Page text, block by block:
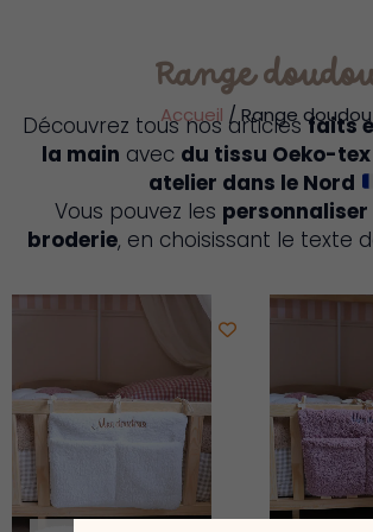
Range
Accueil / Range doudou
Découvrez tous nos articlesfaits
la main avec du tissu Oeko-
atelier dans le Nord
Vous pouvez les personnaliser
broderie, en choisissant le texte